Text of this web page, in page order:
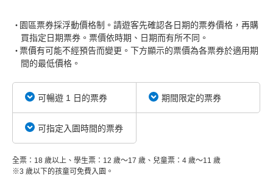
園區票券採浮動價格制。請遊客先確認各日期的票券價格，再購
買指定日期票券。票價依時期、日期而有所不同。
票價有可能不經預告而變更。下方顯示的票價為各票券於適用期
間的最低價格。
可暢遊 1 日的票券 期間限定的票券
可指定入園時間的票券
全票：18 歲以上、學生票：12 歲～17 歲、兒童票：4 歲～11 歲
※3 歲以下的孩童可免費入園。